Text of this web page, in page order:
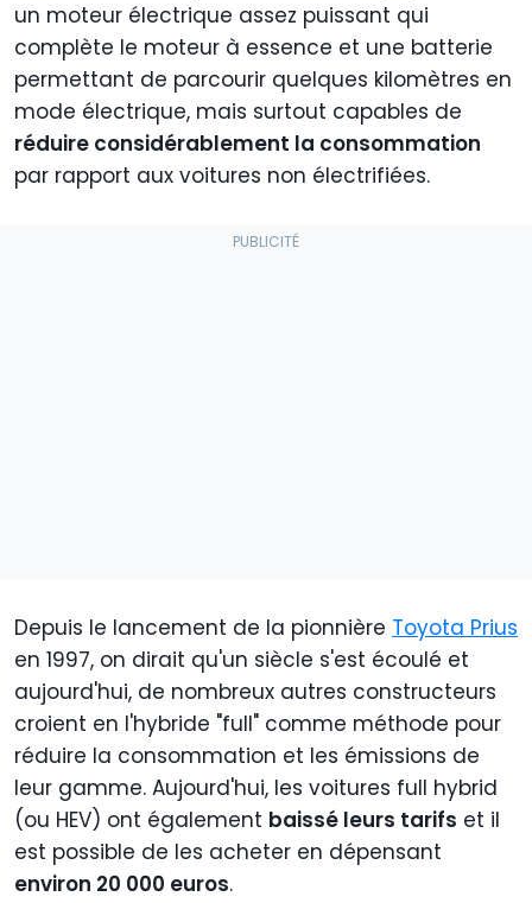
un moteur électrique assez puissant qui
complète le moteur à essence et une batterie
permettant de parcourir quelques kilomètres en
mode électrique, mais surtout capables de
réduire considérablement la consommation
par rapport aux voitures non électrifiées.
Depuis le lancement de la pionnière Toyota Prius
en 1997, on dirait qu'un siècle s'est écoulé et
aujourd'hui, de nombreux autres constructeurs
croient en l'hybride "full" comme méthode pour
réduire la consommation et les émissions de
leur gamme. Aujourd'hui, les voitures full hybrid
(ou HEV) ont également baissé leurs tarifs et il
est possible de les acheter en dépensant
environ 20 000 euros.